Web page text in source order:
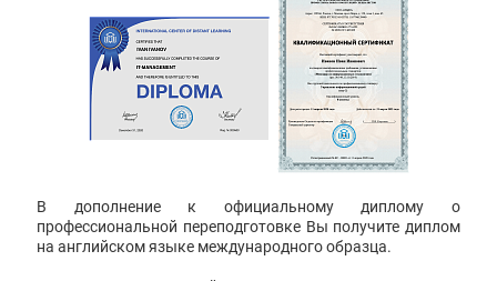
В дополнение к официальному диплому о
профессиональной переподготовке Вы получите диплом
на английском языке международного образца.